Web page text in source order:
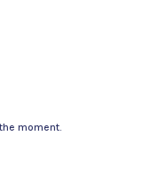
moment.